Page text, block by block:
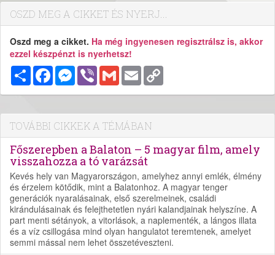
OSZD MEG A CIKKET ÉS NYERJ...
Oszd meg a cikket. Ha még ingyenesen regisztrálsz is, akkor
ezzel készpénzt is nyerhetsz!
MegosztásFacebookMessenger
Viber Gmail Email
TOVÁBBI CIKKEK A TÉMÁBAN
Főszerepben a Balaton – 5 magyar film, amely
visszahozza a tó varázsát
Kevés hely van Magyarországon, amelyhez annyi emlék, élmény
és érzelem kötődik, mint a Balatonhoz. A magyar tenger
generációk nyaralásainak, első szerelmeinek, családi
kirándulásainak és felejthetetlen nyári kalandjainak helyszíne. A
part menti sétányok, a vitorlások, a naplementék, a lángos illata
és a víz csillogása mind olyan hangulatot teremtenek, amelyet
semmi mással nem lehet összetéveszteni.